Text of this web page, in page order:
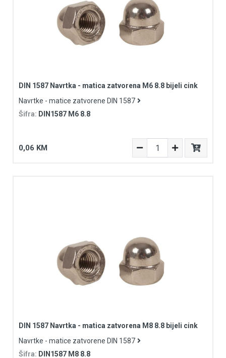
DIN 1587 Navrtka - matica zatvorena M6 8.8 bijeli cink
Navrtke - matice zatvorene DIN 1587
Šifra: DIN1587 M6 8.8
0,06 KM
DIN 1587 Navrtka - matica zatvorena M8 8.8 bijeli cink
Navrtke - matice zatvorene DIN 1587
Šifra: DIN1587 M8 8.8